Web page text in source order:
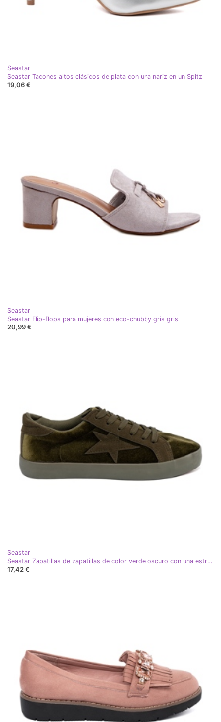
Seastar
Seastar Tacones altos clásicos de plata con una nariz en un Spitz
19,06 €
Seastar
Seastar Flip-flops para mujeres con eco-chubby gris gris
20,99 €
Seastar
Seastar Zapatillas de zapatillas de color verde oscuro con una estrella
17,42 €